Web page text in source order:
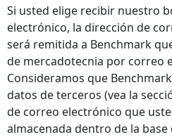
Si usted elige recibir nuestro
electrónico, la dirección de
será remitida a Benchmark
de mercadotecnia por correo
Consideramos que
datos de terceros (vea la
de correo electrónico que
almacenada dentro de la